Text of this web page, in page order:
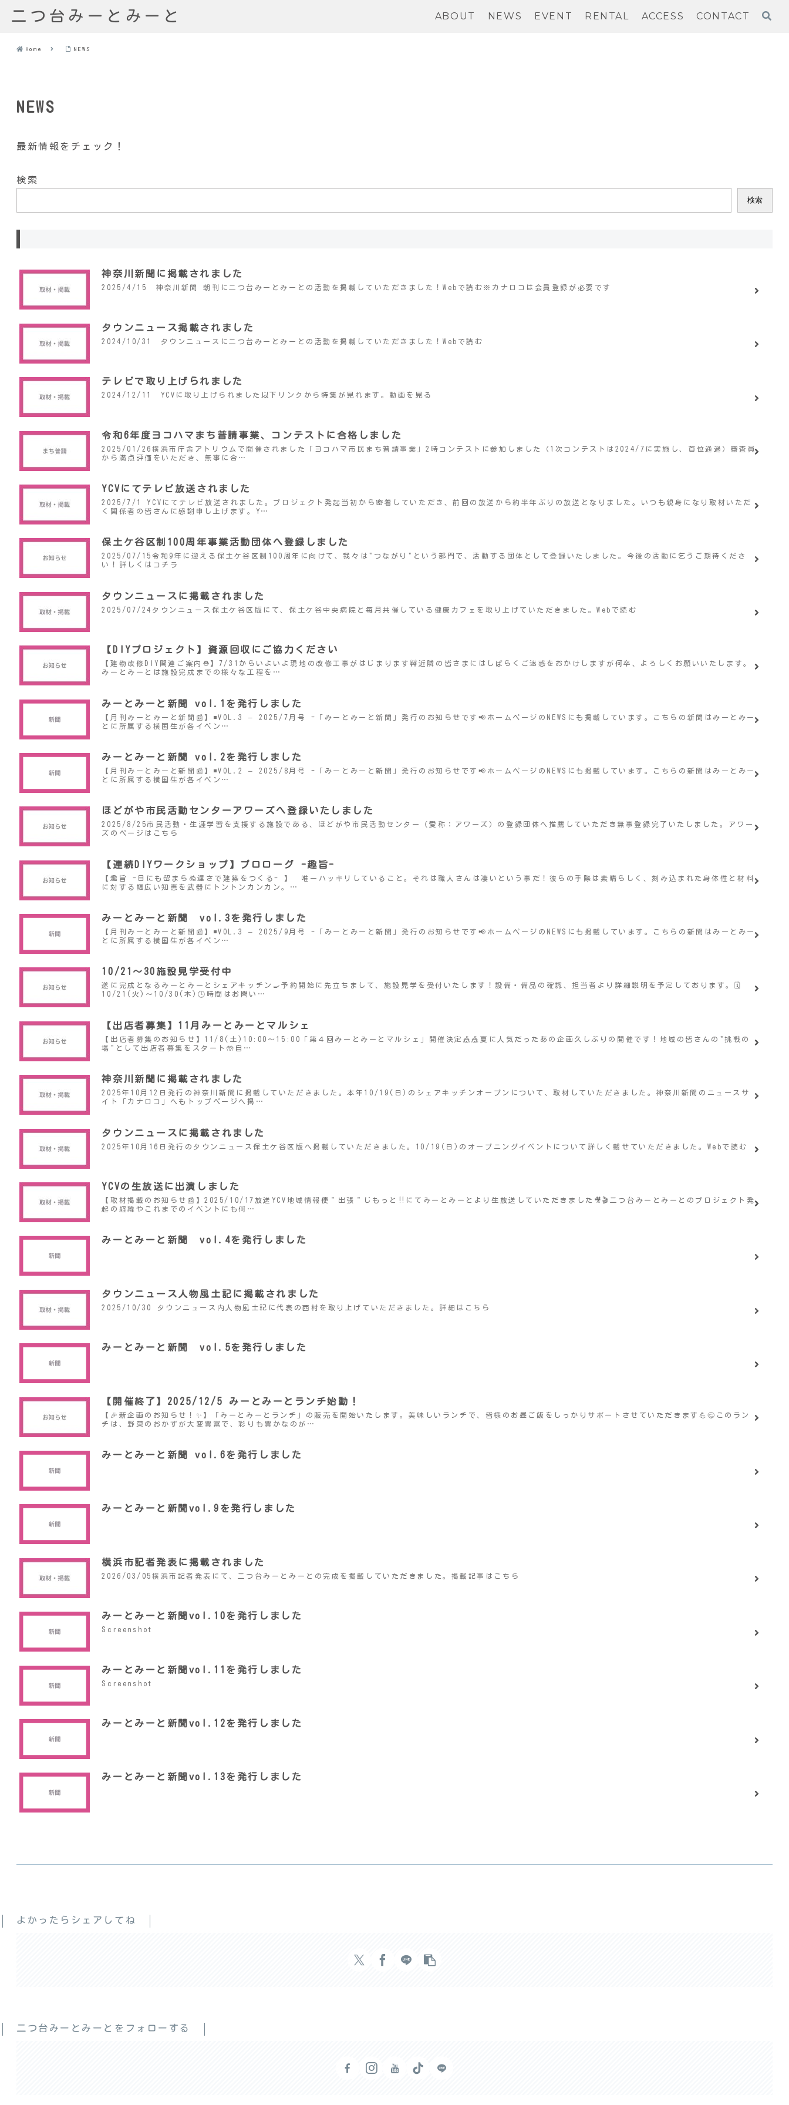
二つ台みーとみーと ABOUT NEWS EVENT RENTAL ACCESS CONTACT
Home NEWS
NEWS
最新情報をチェック！
検索
検索
神奈川新聞に掲載されました
2025/4/15 神奈川新聞 朝刊に二つ台みーとみーとの活動を掲載していただきました！Webで読む※カナロコは会員登録が必要です
タウンニュース掲載されました
2024/10/31 タウンニュースに二つ台みーとみーとの活動を掲載していただきました！Webで読む
テレビで取り上げられました
2024/12/11 YCVに取り上げられました以下リンクから特集が見れます。動画を見る
令和6年度ヨコハマまち普請事業、コンテストに合格しました
2025/01/26横浜市庁舎アトリウムで開催されました「ヨコハマ市民まち普請事業」2時コンテストに参加しました（1次コンテストは2024/7に実施し、首位通過）審査員
から満点評価をいただき、無事に合…
YCVにてテレビ放送されました
2025/7/1 YCVにてテレビ放送されました。プロジェクト発起当初から密着していただき、前回の放送から約半年ぶりの放送となりました。いつも親身になり取材いただ
く関係者の皆さんに感謝申し上げます。Y…
保土ケ谷区制100周年事業活動団体へ登録しました
2025/07/15令和9年に迎える保土ケ谷区制100周年に向けて、我々は"つながり"という部門で、活動する団体として登録いたしました。今後の活動に乞うご期待くださ
い！詳しくはコチラ
タウンニュースに掲載されました
2025/07/24タウンニュース保土ケ谷区版にて、保土ケ谷中央病院と毎月共催している健康カフェを取り上げていただきました。Webで読む
【DIYプロジェクト】資源回収にご協力ください
【建物改修DIY関連ご案内⛑️】7/31からいよいよ現地の改修工事がはじまります🚧近隣の皆さまにはしばらくご迷惑をおかけしますが何卒、よろしくお願いいたします。
みーとみーとは施設完成までの様々な工程を…
みーとみーと新聞 vol.1を発行しました
【月刊みーとみーと新聞📰】◾️VOL.3 – 2025/7月号 -「みーとみーと新聞」発行のお知らせです📢ホームページのNEWSにも掲載しています。こちらの新聞はみーとみー
とに所属する横国生が各イベン…
みーとみーと新聞 vol.2を発行しました
【月刊みーとみーと新聞📰】◾️VOL.2 – 2025/8月号 -「みーとみーと新聞」発行のお知らせです📢ホームページのNEWSにも掲載しています。こちらの新聞はみーとみー
とに所属する横国生が各イベン…
ほどがや市民活動センターアワーズへ登録いたしました
2025/8/25市民活動・生涯学習を支援する施設である、ほどがや市民活動センター（愛称：アワーズ）の登録団体へ推薦していただき無事登録完了いたしました。アワー
ズのページはこちら
【連続DIYワークショップ】プロローグ -趣旨-
【趣旨 -目にも留まらぬ遅さで建築をつくる- 】 唯ーハッキリしていること。それは職人さんは凄いという事だ！彼らの手際は素晴らしく、刻み込まれた身体性と材料
に対する幅広い知恵を武器にトントンカンカン。…
みーとみーと新聞 vol.3を発行しました
【月刊みーとみーと新聞📰】◾️VOL.3 – 2025/9月号 -「みーとみーと新聞」発行のお知らせです📢ホームページのNEWSにも掲載しています。こちらの新聞はみーとみー
とに所属する横国生が各イベン…
10/21〜30施設見学受付中
遂に完成となるみーとみーとシェアキッチン🍳予約開始に先立ちまして、施設見学を受付いたします！設備・備品の確認、担当者より詳細説明を予定しております。🗓️
10/21(火)〜10/30(木)🕒時間はお問い…
【出店者募集】11月みーとみーとマルシェ
【出店者募集のお知らせ】11/8(土)10:00〜15:00「第４回みーとみーとマルシェ」開催決定🎪🎪夏に人気だったあの企画久しぶりの開催です！地域の皆さんの"挑戦の
場"として出店者募集をスタート🤲自…
神奈川新聞に掲載されました
2025年10月12日発行の神奈川新聞に掲載していただきました。本年10/19(日)のシェアキッチンオープンについて、取材していただきました。神奈川新聞のニュースサ
イト「カナロコ」へもトップページへ掲…
タウンニュースに掲載されました
2025年10月16日発行のタウンニュース保土ケ谷区版へ掲載していただきました。10/19(日)のオープニングイベントについて詳しく載せていただきました。Webで読む
YCVの生放送に出演しました
【取材掲載のお知らせ📰】2025/10/17放送YCV地域情報便＂出張＂じもっと‼︎にてみーとみーとより生放送していただきました🎥🎬二つ台みーとみーとのプロジェクト発
起の経緯やこれまでのイベントにも何…
みーとみーと新聞 vol.4を発行しました
タウンニュース人物風土記に掲載されました
2025/10/30 タウンニュース内人物風土記に代表の西村を取り上げていただきました。詳細はこちら
みーとみーと新聞 vol.5を発行しました
【開催終了】2025/12/5 みーとみーとランチ始動！
【🎉新企画のお知らせ！✨】「みーとみーとランチ」の販売を開始いたします。美味しいランチで、皆様のお昼ご飯をしっかりサポートさせていただきます💪😋このラン
チは、野菜のおかずが大変豊富で、彩りも豊かなのが…
みーとみーと新聞 vol.6を発行しました
みーとみーと新聞vol.9を発行しました
横浜市記者発表に掲載されました
2026/03/05横浜市記者発表にて、二つ台みーとみーとの完成を掲載していただきました。掲載記事はこちら
みーとみーと新聞vol.10を発行しました
Screenshot
みーとみーと新聞vol.11を発行しました
Screenshot
みーとみーと新聞vol.12を発行しました
みーとみーと新聞vol.13を発行しました
よかったらシェアしてね
二つ台みーとみーとをフォローする